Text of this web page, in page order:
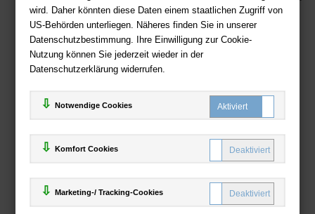
wird. Daher könnten diese Daten einem staatlichen Zugriff von
US-Behörden unterliegen. Näheres finden Sie in unserer
Datenschutzbestimmung. Ihre Einwilligung zur Cookie-
Nutzung können Sie jederzeit wieder in der
Datenschutzerklärung widerrufen.
Notwendige Cookies
Komfort Cookies
Marketing-/ Tracking-Cookies
Zahlweisen